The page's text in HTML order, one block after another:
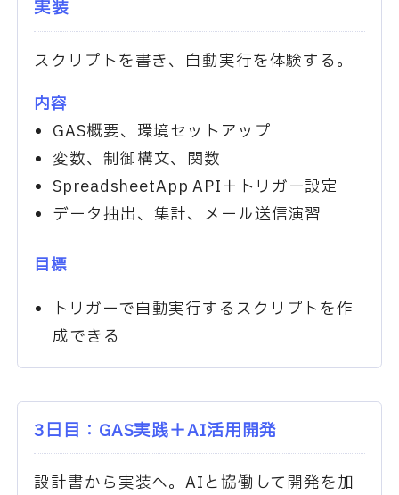
実装
スクリプトを書き、自動実行を体験する。
内容
GAS概要、環境セットアップ
変数、制御構文、関数
SpreadsheetApp API＋トリガー設定
データ抽出、集計、メール送信演習
目標
トリガーで自動実行するスクリプトを作
成できる
3日目：GAS実践＋AI活用開発
設計書から実装へ。AIと協働して開発を加